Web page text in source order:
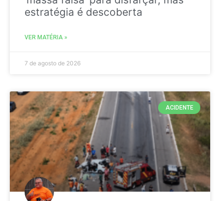
estratégia é descoberta
VER MATÉRIA »
7 de agosto de 2026
ACIDENTE